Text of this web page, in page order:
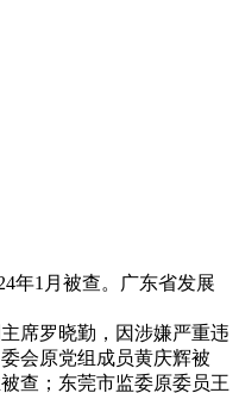
年1月被查‌。广东省发展
席罗晓勤，因涉嫌严重违
会原党组成员黄庆辉被
查；东莞市监委原委员王